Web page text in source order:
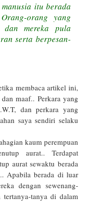
manusia itu berada
orang yang
mereka pula
serta berpesan-
membaca artikel ini,
maaf.. Perkara yang
dan perkara yang
saya sendiri selaku
kaum perempuan
aurat.. Terdapat
aurat sewaktu berada
Apabila berada di luar
dengan sewenang-
tertanya-tanya di dalam